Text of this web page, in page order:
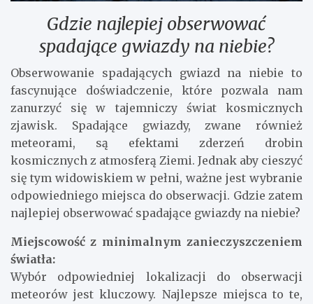
Gdzie najlepiej obserwować
spadające gwiazdy na niebie?
Obserwowanie spadających gwiazd na niebie to
fascynujące doświadczenie, które pozwala nam
zanurzyć się w tajemniczy świat kosmicznych
zjawisk. Spadające gwiazdy, zwane również
meteorami, są efektami zderzeń drobin
kosmicznych z atmosferą Ziemi. Jednak aby cieszyć
się tym widowiskiem w pełni, ważne jest wybranie
odpowiedniego miejsca do obserwacji. Gdzie zatem
najlepiej obserwować spadające gwiazdy na niebie?
Miejscowość z minimalnym zanieczyszczeniem
światła:
Wybór odpowiedniej lokalizacji do obserwacji
meteorów jest kluczowy. Najlepsze miejsca to te,